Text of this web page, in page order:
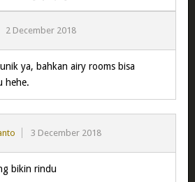
2 December 2018
ya, bahkan airy rooms bisa
hehe.
3 December 2018
bikin rindu